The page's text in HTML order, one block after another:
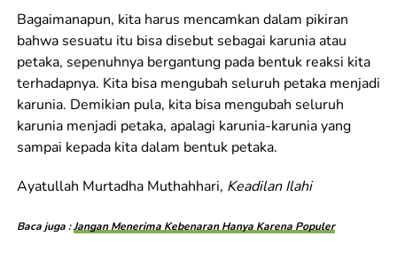
Bagaimanapun, kita harus mencamkan dalam pikiran
bahwa sesuatu itu bisa disebut sebagai karunia atau
petaka, sepenuhnya bergantung pada bentuk reaksi kita
terhadapnya. Kita bisa mengubah seluruh petaka menjadi
karunia. Demikian pula, kita bisa mengubah seluruh
karunia menjadi petaka, apalagi karunia-karunia yang
sampai kepada kita dalam bentuk petaka.
Ayatullah Murtadha Muthahhari, Keadilan Ilahi
Baca juga :Jangan Menerima Kebenaran Hanya Karena Populer